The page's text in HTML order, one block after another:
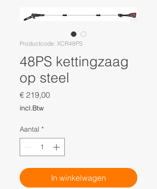
Productcode: XCR48PS
48PS kettingzaag
op steel
€ 219,00Prijs
incl.Btw
Aantal *
In winkelwagen